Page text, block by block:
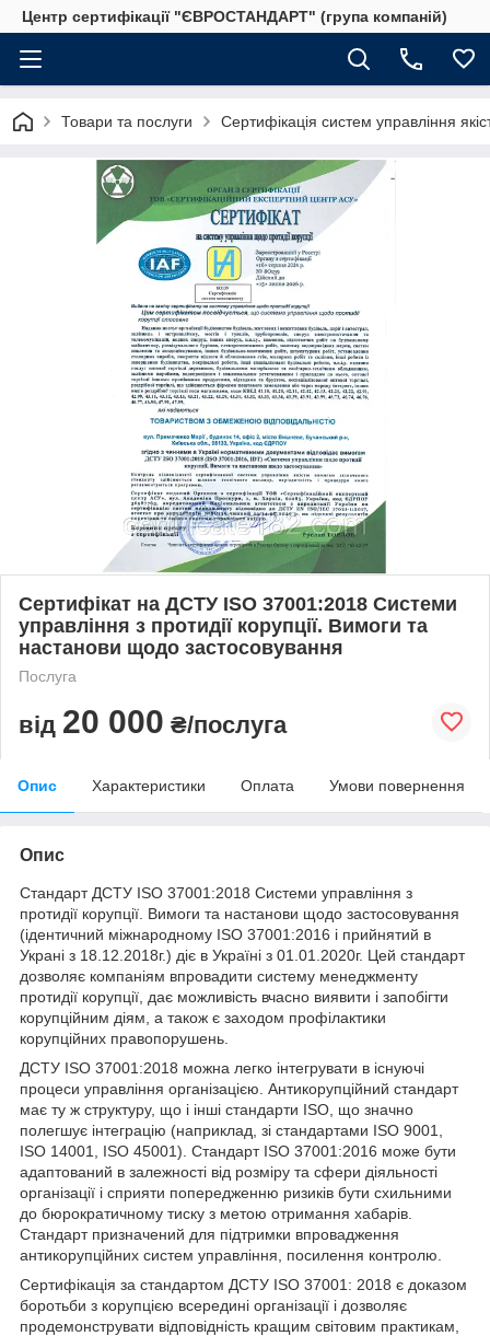
Центр сертифікації "ЄВРОСТАНДАРТ" (група компаній)
Товари та послуги Сертифікація систем управління
Сертифікат на ДСТУ ISO 37001:2018 Системи
управління з протидії корупції. Вимоги та
настанови щодо застосовування
Послуга
від 20 000 ₴/послуга
Опис Характеристики Оплата Умови повернення
Опис
Стандарт ДСТУ ISO 37001:2018 Системи управління з
протидії корупції. Вимоги та настанови щодо застосовування
(ідентичний міжнародному ISO 37001:2016 і прийнятий в
Украні з 18.12.2018г.) діє в Україні з 01.01.2020г. Цей стандарт
дозволяє компаніям впровадити систему менеджменту
протидії корупції, дає можливість вчасно виявити і запобігти
корупційним діям, а також є заходом профілактики
корупційних правопорушень.
ДСТУ ISO 37001:2018 можна легко інтегрувати в існуючі
процеси управління організацією. Антикорупційний стандарт
має ту ж структуру, що і інші стандарти ISO, що значно
полегшує інтеграцію (наприклад, зі стандартами ISO 9001,
ISO 14001, ISO 45001). Стандарт ISO 37001:2016 може бути
адаптований в залежності від розміру та сфери діяльності
організації і сприяти попередженню ризиків бути схильними
до бюрократичному тиску з метою отримання хабарів.
Стандарт призначений для підтримки впровадження
антикорупційних систем управління, посилення контролю.
Сертифікація за стандартом ДСТУ ISO 37001: 2018 є доказом
боротьби з корупцією всередині організації і дозволяє
продемонструвати відповідність кращим світовим практикам,